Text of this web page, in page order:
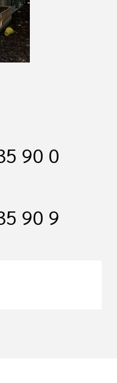
90 0
90 9